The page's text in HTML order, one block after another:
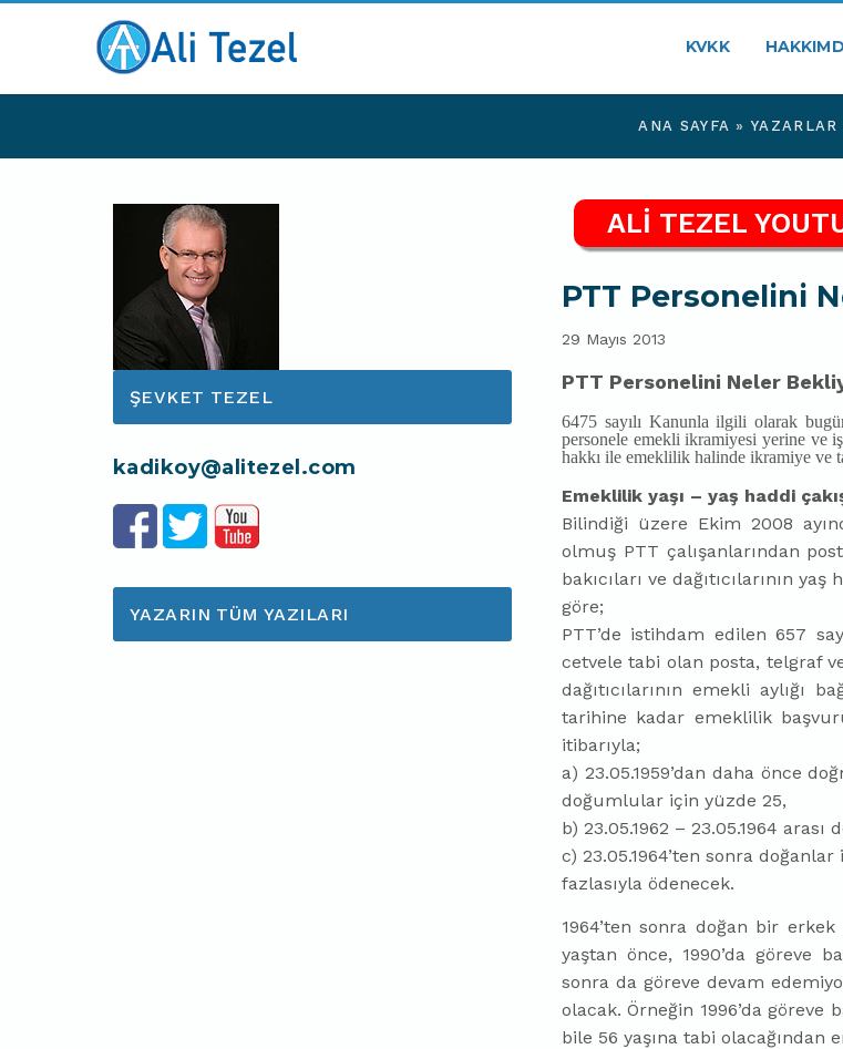
KVKK
ANA SAYFA »YAZARLAR
ŞEVKET TEZEL
kadikoy@alitezel.com
YAZARIN TÜM YAZILARI
ALİ TEZEL
PTT Personelini
29 Mayıs 2013
PTT Personelini Neler
6475 sayılı Kanunla ilgili olarak
personele emekli ikramiyesi yerine ve
hakkı ile emeklilik halinde ikramiye ve
Emeklilik yaşı – yaş haddi
Bilindiği üzere Ekim 2008
olmuş PTT çalışanlarından
bakıcıları ve dağıtıcılarının
göre;
PTT’de istihdam edilen 657
cetvele tabi olan posta, telgraf ve
dağıtıcılarının emekli aylığı
tarihine kadar emeklilik
itibarıyla;
a) 23.05.1959’dan daha önce
doğumlular için yüzde 25,
b) 23.05.1962 – 23.05.1964
c) 23.05.1964’ten sonra
fazlasıyla ödenecek.
1964’ten sonra doğan bir
yaştan önce, 1990’da göreve
sonra da göreve devam
olacak. Örneğin 1996’da
bile 56 yaşına tabi olacağından